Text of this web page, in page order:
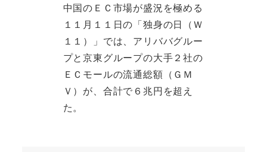
中国のＥＣ市場が盛況を極める
１１月１１日の「独身の日（Ｗ
１１）」では、アリババグルー
プと京東グループの大手２社の
ＥＣモールの流通総額（ＧＭ
Ｖ）が、合計で６兆円を超え
た。